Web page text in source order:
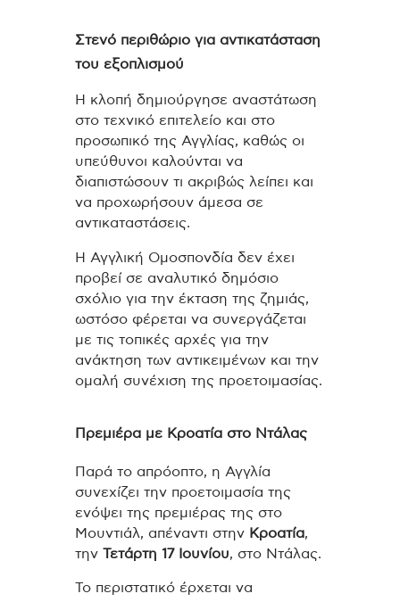
Στενό περιθώριο για αντικατάσταση
του εξοπλισμού
Η κλοπή δημιούργησε αναστάτωση
στο τεχνικό επιτελείο και στο
προσωπικό της Αγγλίας, καθώς οι
υπεύθυνοι καλούνται να
διαπιστώσουν τι ακριβώς λείπει και
να προχωρήσουν άμεσα σε
αντικαταστάσεις.
Η Αγγλική Ομοσπονδία δεν έχει
προβεί σε αναλυτικό δημόσιο
σχόλιο για την έκταση της ζημιάς,
ωστόσο φέρεται να συνεργάζεται
με τις τοπικές αρχές για την
ανάκτηση των αντικειμένων και την
ομαλή συνέχιση της προετοιμασίας.
Πρεμιέρα με Κροατία στο Ντάλας
Παρά το απρόοπτο, η Αγγλία
συνεχίζει την προετοιμασία της
ενόψει της πρεμιέρας της στο
Μουντιάλ, απέναντι στην Κροατία,
την Τετάρτη 17 Ιουνίου, στο Ντάλας.
Το περιστατικό έρχεται να